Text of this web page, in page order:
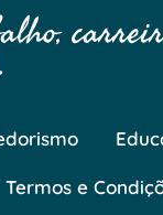
Termos e